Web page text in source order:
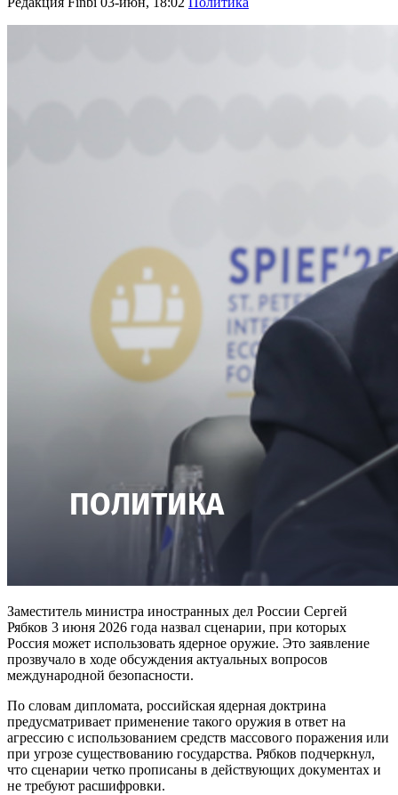
Заместитель министра иностранных дел России Сергей
Рябков 3 июня 2026 года назвал сценарии, при которых
Россия может использовать ядерное оружие. Это заявление
прозвучало в ходе обсуждения актуальных вопросов
международной безопасности.
По словам дипломата, российская ядерная доктрина
предусматривает применение такого оружия в ответ на
агрессию с использованием средств массового поражения или
при угрозе существованию государства. Рябков подчеркнул,
что сценарии четко прописаны в действующих документах и
не требуют расшифровки.